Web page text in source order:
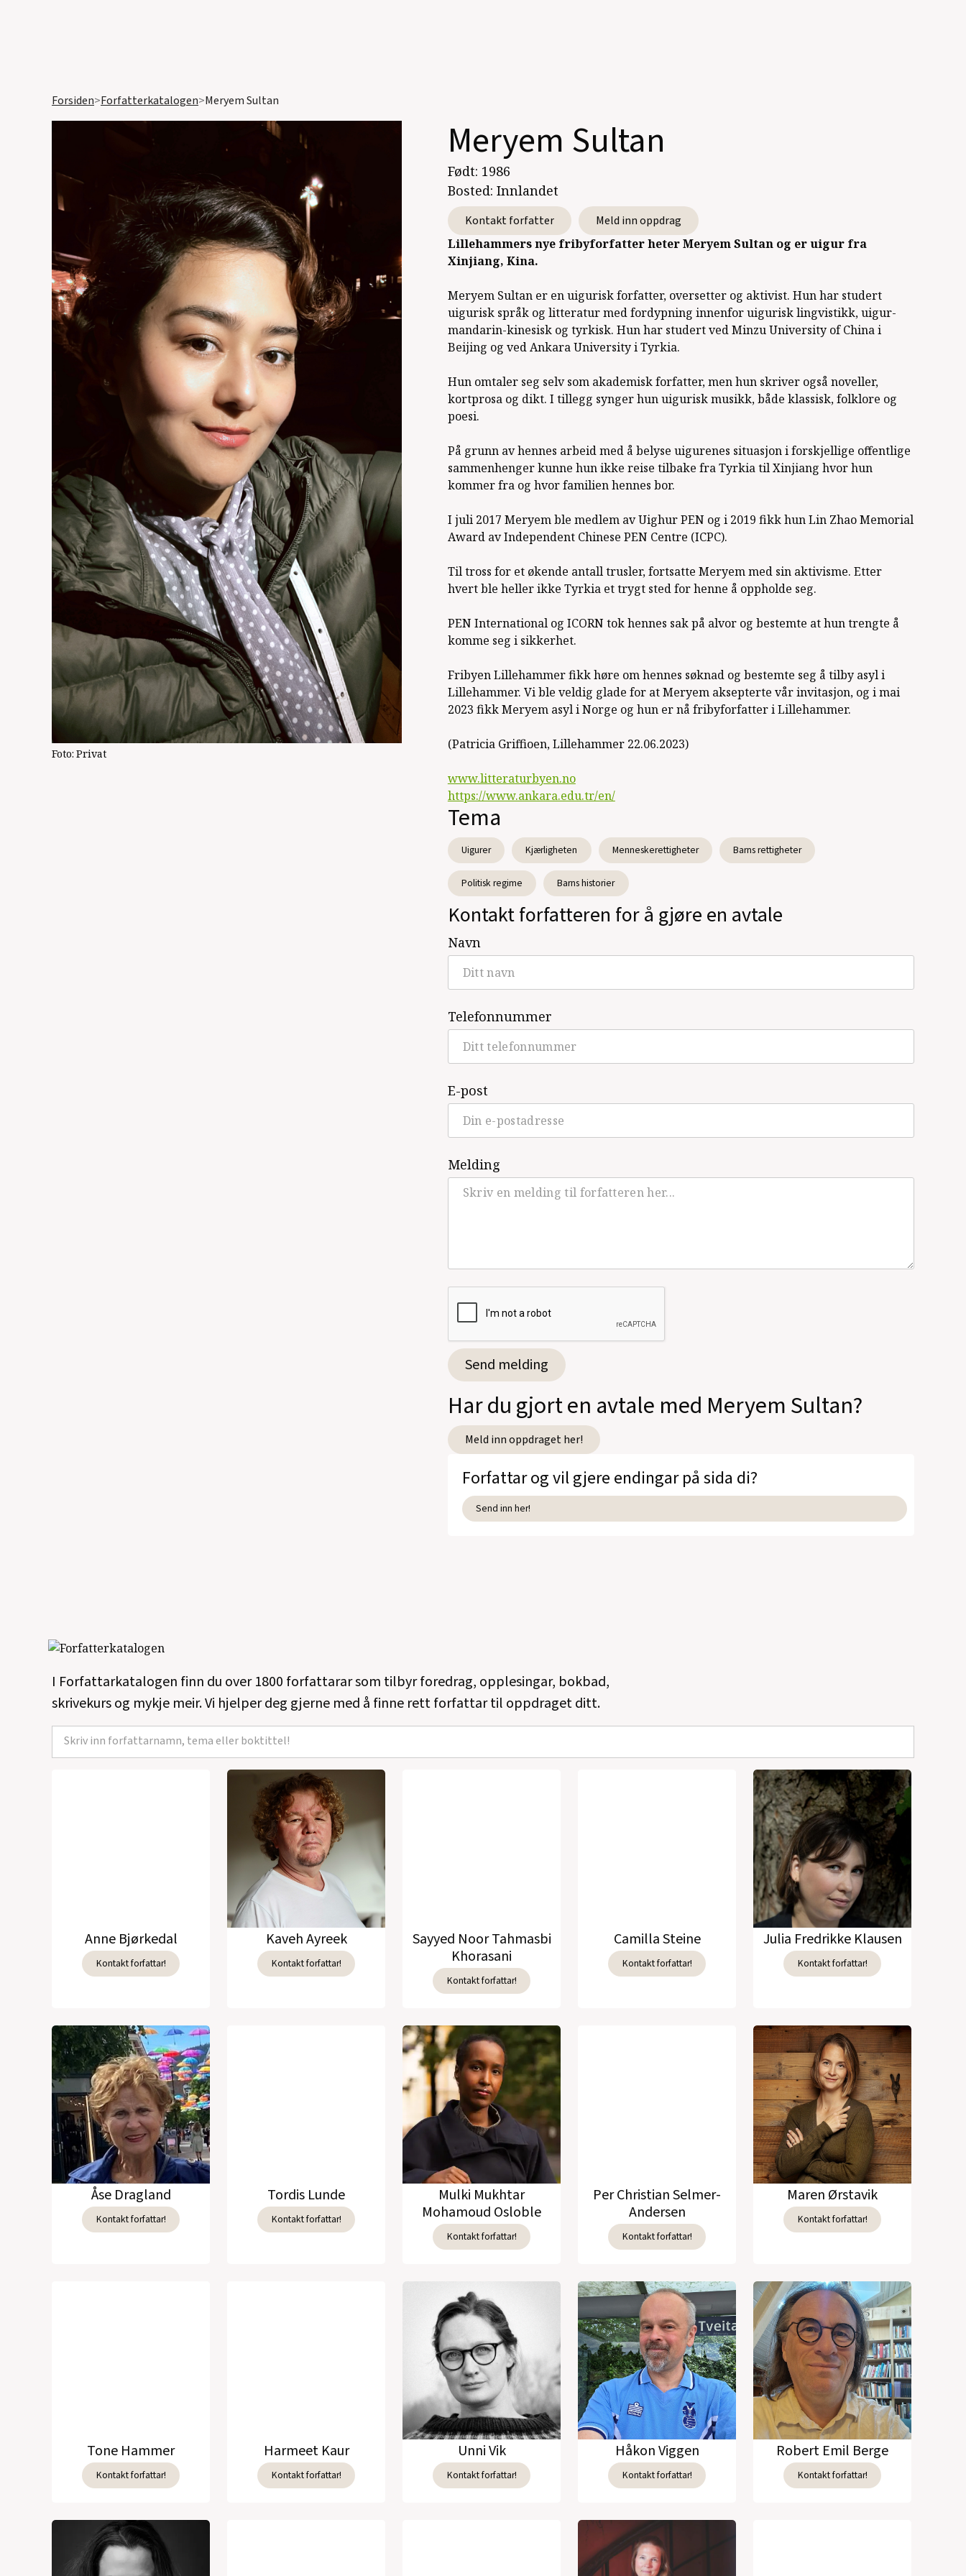
Forsiden>Forfatterkatalogen>Meryem Sultan
Foto: Privat
Meryem Sultan
Født: 1986
Bosted: Innlandet
Kontakt forfatter
Meld inn oppdrag
Lillehammers nye fribyforfatter heter Meryem Sultan og er uigur fra
Xinjiang, Kina.
Meryem Sultan er en uigurisk forfatter, oversetter og aktivist. Hun har studert
uigurisk språk og litteratur med fordypning innenfor uigurisk lingvistikk, uigur-
mandarin-kinesisk og tyrkisk. Hun har studert ved Minzu University of China i
Beijing og ved Ankara University i Tyrkia.
Hun omtaler seg selv som akademisk forfatter, men hun skriver også noveller,
kortprosa og dikt. I tillegg synger hun uigurisk musikk, både klassisk, folklore og
poesi.
På grunn av hennes arbeid med å belyse uigurenes situasjon i forskjellige offentlige
sammenhenger kunne hun ikke reise tilbake fra Tyrkia til Xinjiang hvor hun
kommer fra og hvor familien hennes bor.
I juli 2017 Meryem ble medlem av Uighur PEN og i 2019 fikk hun Lin Zhao Memorial
Award av Independent Chinese PEN Centre (ICPC).
Til tross for et økende antall trusler, fortsatte Meryem med sin aktivisme. Etter
hvert ble heller ikke Tyrkia et trygt sted for henne å oppholde seg.
PEN International og ICORN tok hennes sak på alvor og bestemte at hun trengte å
komme seg i sikkerhet.
Fribyen Lillehammer fikk høre om hennes søknad og bestemte seg å tilby asyl i
Lillehammer. Vi ble veldig glade for at Meryem aksepterte vår invitasjon, og i mai
2023 fikk Meryem asyl i Norge og hun er nå fribyforfatter i Lillehammer.
(Patricia Griffioen, Lillehammer 22.06.2023)
www.litteraturbyen.no
https://www.ankara.edu.tr/en/
Tema
Uigurer Kjærligheten Menneskerettigheter Barns rettigheter
Politisk regime Barns historier
Kontakt forfatteren for å gjøre en avtale
Navn
Telefonnummer
E-post
Melding
Har du gjort en avtale med Meryem Sultan?
Meld inn oppdraget her!
Forfattar og vil gjere endingar på sida di?
Send inn her!
I Forfattarkatalogen finn du over 1800 forfattarar som tilbyr foredrag, opplesingar, bokbad,
skrivekurs og mykje meir. Vi hjelper deg gjerne med å finne rett forfattar til oppdraget ditt.
Anne Bjørkedal
Kontakt forfattar!
Kaveh Ayreek
Kontakt forfattar!
Sayyed Noor Tahmasbi
Khorasani
Kontakt forfattar!
Camilla Steine
Kontakt forfattar!
Julia Fredrikke Klausen
Kontakt forfattar!
Åse Dragland
Kontakt forfattar!
Tordis Lunde
Kontakt forfattar!
Mulki Mukhtar
Mohamoud Osloble
Kontakt forfattar!
Per Christian Selmer-
Andersen
Kontakt forfattar!
Maren Ørstavik
Kontakt forfattar!
Tone Hammer
Kontakt forfattar!
Harmeet Kaur
Kontakt forfattar!
Unni Vik
Kontakt forfattar!
Håkon Viggen
Kontakt forfattar!
Robert Emil Berge
Kontakt forfattar!